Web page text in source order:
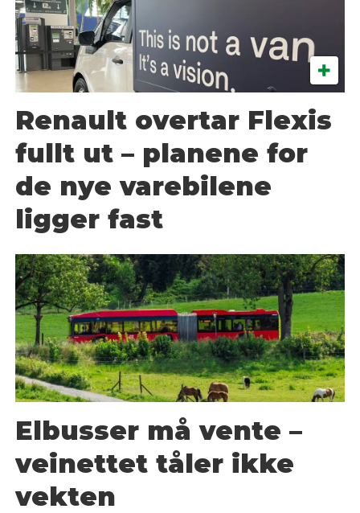
Renault overtar Flexis
fullt ut – planene for
de nye varebilene
ligger fast
Elbusser må vente –
veinettet tåler ikke
vekten